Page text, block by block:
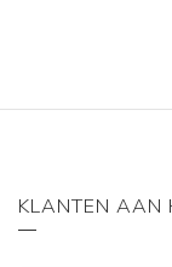
KLANTEN AAN